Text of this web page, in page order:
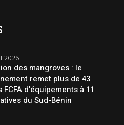
2026
des mangroves : le
remet plus de 43
d’équipements à 11
du Sud-Bénin